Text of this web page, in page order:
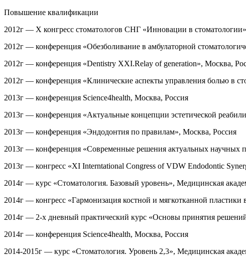
Повышение квалификации
2012г — Х конгресс стоматологов СНГ «Инновации в
2012г — конференция «Обезболивание в амбулаторной
2012г — конференция «Dentistry XXI.Relay of generation», Москва,
2012г — конференция «Клинические аспекты управления болью в
2013г — конференция Science4health, Москва, Россия
2013г — конференция «Актуальные концепции эстетической
2013г — конференция «Эндодонтия по правилам», Москва, Россия
2013г — конференция «Современные решения актуальных
2013г — конгресс «ХI Interntational Congress of VDW Endodontic
2014г — курс «Стоматология. Базовый уровень», Медицинская
2014г — конгресс «Гармонизация костной и мягкотканной
2014г — 2-х дневный практический курс «Основы принятия
2014г — конференция Science4health, Москва, Россия
2014-2015г — курс «Стоматология. Уровень 2,3», Медицинская